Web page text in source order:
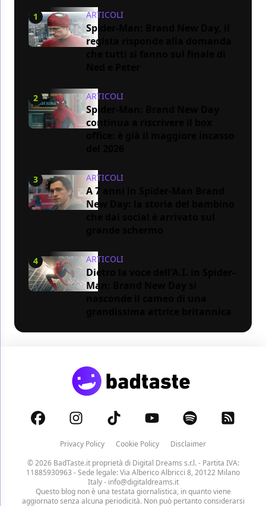
1 ARTICOLI
Spider-Man: Brand New Day, il
regista risponde alla domanda
2 ARTICOLI
Spider-Man: Brand New Day
continua a riscrivere il box
3 ARTICOLI
A 7 anni in Spider-Man Brand
New Day: la storia del bambino
4 ARTICOLI
Dietro la voce dell'A.I. in Spider-
Man: Brand New Day si
Privacy Policy Cookie Policy
Disclaimer
© 2026 BadTaste.it proprietà di Digital Dreams s.r.l.- Partita IVA:
11885930963 - Sede legale: Via Alberico Albricci 8, 20122 Milano
Italy - info@digitaldreams.it
Questo blog non è una testata giornalistica, in quanto viene
aggiornato senza alcuna periodicità. Non può pertanto considerarsi